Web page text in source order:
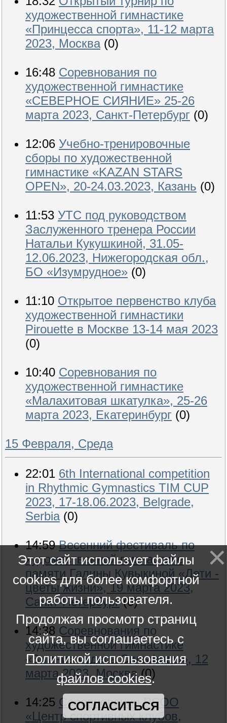
художественной гимнастике
«Принцесса спорта», 11-12 марта
2023, Москва (0)
16:48 Соревнования по
художественной гимнастике
«СЕВЕРНОЕ СИЯНИЕ» 25-26
марта 2023, Санкт-Петербург (0)
12:06 Учебно-тренировочные
сборы по художественной
гимнастике «KAZAN STARS
OPEN», 20-24.03.2023, Казань (0)
11:53 УТС под руководством
Заслуженного тренера России
Натальи Кукушкиной, 31.05-
12.06.2023, Нижегородская обл.,
БО «Изумрудное» (0)
11:10 Открытое первенство клуба
художественной гимнастики
Pirouette в Москве 13-14 мая 2023
(0)
10:40 Соревнования по
художественной гимнастике
«Малахитовая шкатулка», 25-26
марта 2023, Екатеринбург (0)
15 Февраля, Среда
22:01 6th International competition
in Rhythmic Gymnastics TIM CUP
2023, 17-18.06.2023, Belgrade,
Serbia (0)
14:59 Весенний фестиваль по
художественной гимнастике
памяти Галины Кувыкиной «Дети -
цветы жизни», 19 марта 2023,
Санкт-Петербург (0)
14:38 Соревнования по
художественной гимнастике
«Зимние чудеса Сильфиды», 12
марта 2023, Москва (0)
14:25 Соревнования РСОО
«Центр спортивных клубов,
Этот сайт использует файлы
cookies для более комфортной
работы пользователя.
Продолжая просмотр страниц
сайта, вы соглашаетесь с
Политикой использования
файлов cookies.
СОГЛАСИТЬСЯ